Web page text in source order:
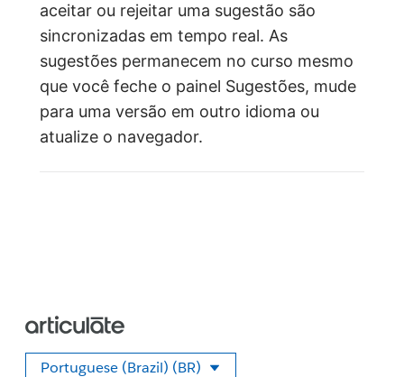
aceitar ou rejeitar uma sugestão são
sincronizadas em tempo real. As
sugestões permanecem no curso mesmo
que você feche o painel Sugestões, mude
para uma versão em outro idioma ou
atualize o navegador.
Portuguese (Brazil) (BR)